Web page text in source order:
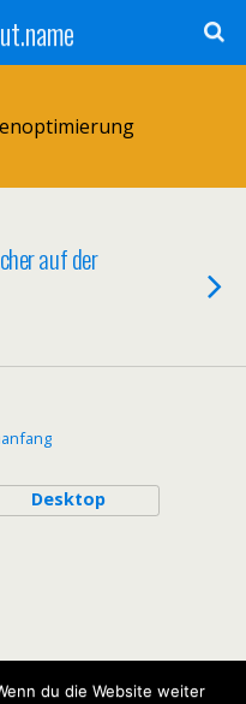
auf der
Desktop
du die Website weiter